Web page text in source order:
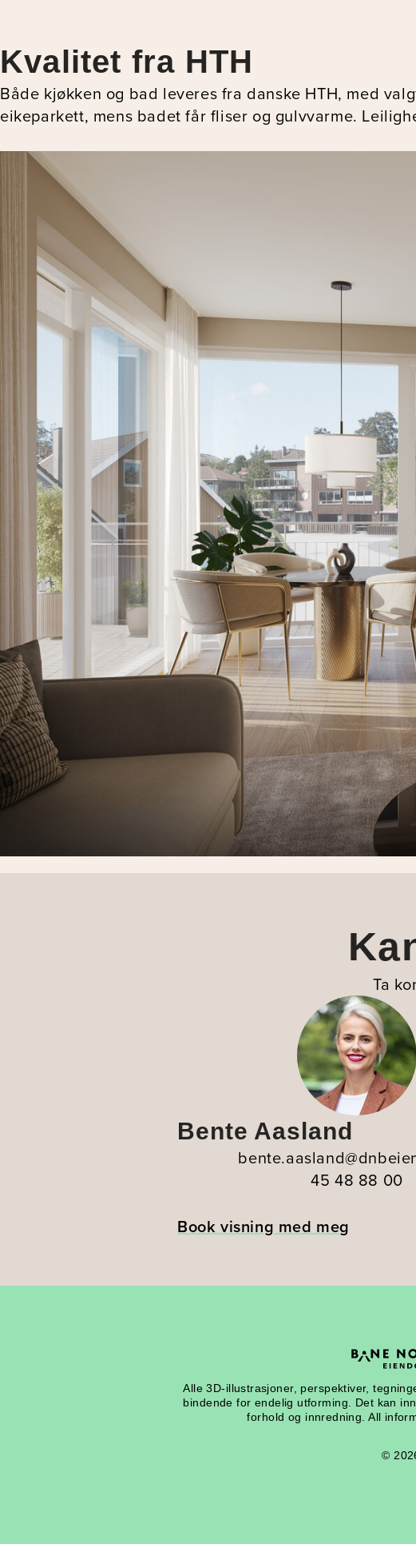
Kvalitet fra HTH
Både kjøkken og bad leveres fra danske HTH, med
eikeparkett, mens badet får fliser og gulvvarme.
Ta
Bente Aasland
45 48 88 00
Book visning med meg
Alle 3D-illustrasjoner, perspektiver,
bindende for endelig utforming. Det kan
forhold og innredning. All
©